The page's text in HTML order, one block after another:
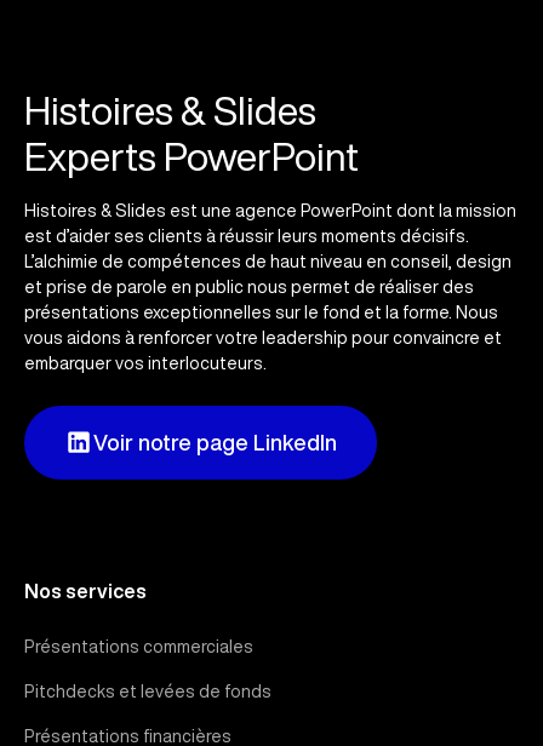
Histoires & Slides
Experts PowerPoint
Histoires & Slides est une agence PowerPoint dont la mission
est d’aider ses clients à réussir leurs moments décisifs.
L’alchimie de compétences de haut niveau en conseil, design
et prise de parole en public nous permet de réaliser des
présentations exceptionnelles sur le fond et la forme. Nous
vous aidons à renforcer votre leadership pour convaincre et
embarquer vos interlocuteurs.
Voir notre page LinkedIn
Nos services
Présentations commerciales
Pitchdecks et levées de fonds
Présentations financières